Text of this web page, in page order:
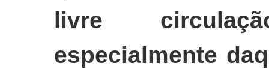
livre
especialmente